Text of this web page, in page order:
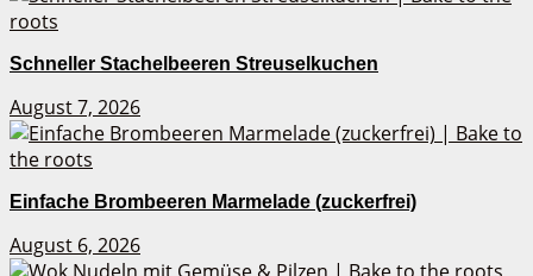
Schneller Stachelbeeren Streuselkuchen
August 7, 2026
Einfache Brombeeren Marmelade (zuckerfrei)
August 6, 2026